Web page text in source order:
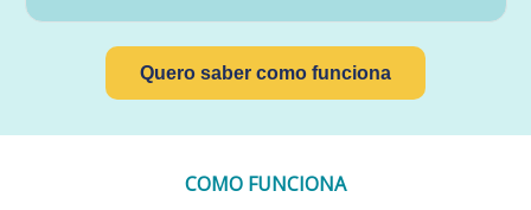
Quero saber como funciona
COMO FUNCIONA